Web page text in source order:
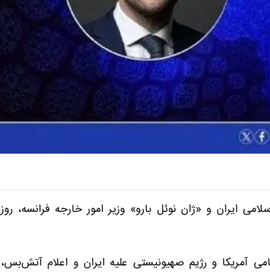
ایران و «ژان نوئل بارو» وزیر امور خارجه فرانسه، روز
آمریکا و رژیم صهیونیستی علیه ایران و اعلام آتش‌بس،